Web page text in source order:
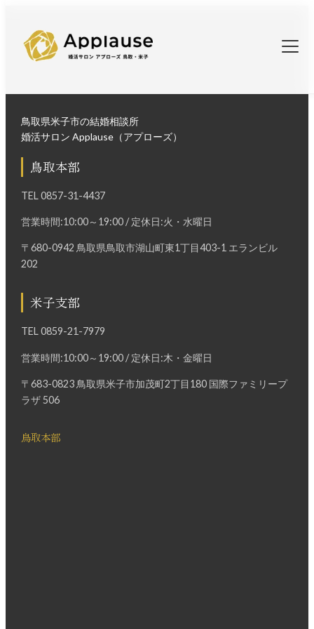
鳥取県米子市の結婚相談所
婚活サロン Applause（アプローズ）
鳥取本部
TEL 0857-31-4437
営業時間:10:00～19:00 / 定休日:火・水曜日
〒680-0942 鳥取県鳥取市湖山町東1丁目403-1 エランビル
202
米子支部
TEL 0859-21-7979
営業時間:10:00～19:00 / 定休日:木・金曜日
〒683-0823 鳥取県米子市加茂町2丁目180 国際ファミリープ
ラザ 506
鳥取本部